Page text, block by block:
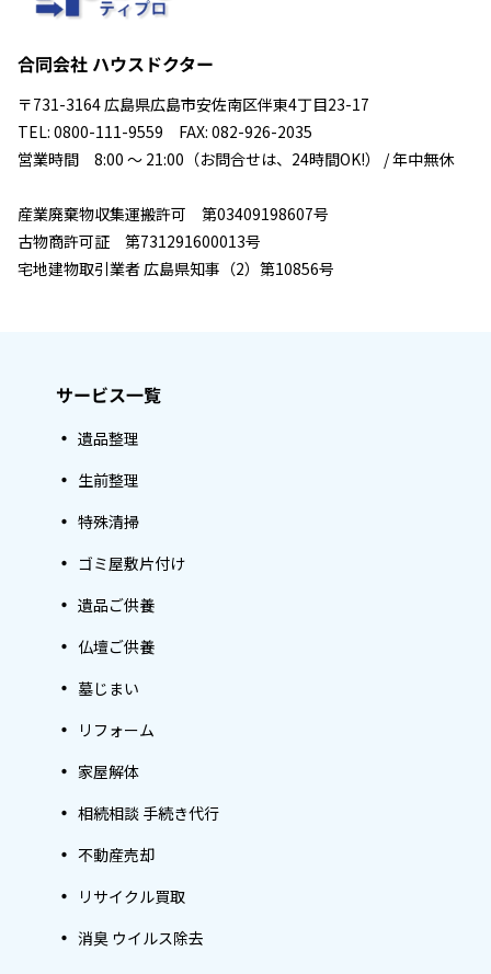
合同会社 ハウスドクター
〒731-3164 広島県広島市安佐南区伴東4丁目23-17
TEL: 0800-111-9559 FAX: 082-926-2035
営業時間 8:00 ～ 21:00（お問合せは、24時間OK!） / 年中無休
産業廃棄物収集運搬許可 第03409198607号
古物商許可証 第731291600013号
宅地建物取引業者 広島県知事（2）第10856号
サービス一覧
遺品整理
生前整理
特殊清掃
ゴミ屋敷片付け
遺品ご供養
仏壇ご供養
墓じまい
リフォーム
家屋解体
相続相談 手続き代行
不動産売却
リサイクル買取
消臭 ウイルス除去